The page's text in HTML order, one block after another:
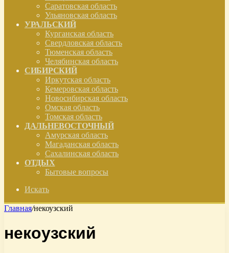
Саратовская область
Ульяновская область
УРАЛЬСКИЙ
Курганская область
Свердловская область
Тюменская область
Челябинская область
СИБИРСКИЙ
Иркутская область
Кемеровская область
Новосибирская область
Омская область
Томская область
ДАЛЬНЕВОСТОЧНЫЙ
Амурская область
Магаданская область
Сахалинская область
ОТДЫХ
Бытовые вопросы
Искать
Главная/некоузский
некоузский